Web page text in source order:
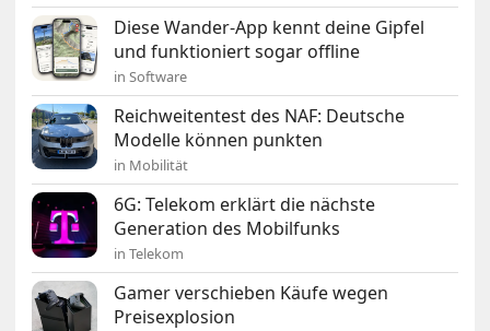
Diese Wander-App kennt deine Gipfel
und funktioniert sogar offline
in Software
Reichweitentest des NAF: Deutsche
Modelle können punkten
in Mobilität
6G: Telekom erklärt die nächste
Generation des Mobilfunks
in Telekom
Gamer verschieben Käufe wegen
Preisexplosion